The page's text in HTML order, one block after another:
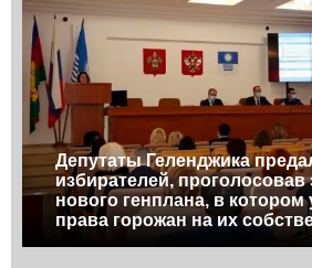
Депутаты Геленджика
избирателей, проголосовав
нового генплана, в
права горожан на их